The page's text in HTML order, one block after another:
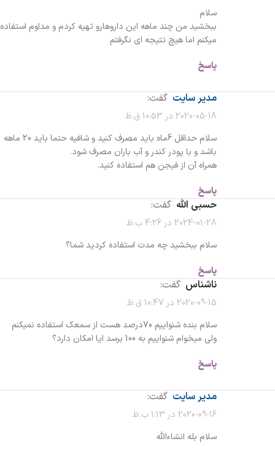
سلام
ببخشید من چند ماهه این داروهارو تهیه کردم و مداوم استفاده
میکنم اما هیچ نتیجه ای نگرفتم
پاسخ
مدیر سایت گفت:
2020-05-18 در 10:53 ق.ظ
سلام حداقل 6ماه باید مصرف کنید و شافیه حتما باید 20 ماهه
باشد و با پودر کندر و آب باران مصرف شود.
همراه آن از فیجن هم استفاده کنید.
پاسخ
حسبی الله گفت:
2024-01-28 در 4:26 ب.ظ
سلام ببخشید چه مدت استفاده کردید شما؟
پاسخ
ناشناس گفت:
2020-09-15 در 10:47 ق.ظ
سلام بنده شنواییم 70درصد هست از سمعک استفاده نمیکنم
ولی میخوام شنواییم به 100 برسد ایا امکان دارد؟
پاسخ
مدیر سایت گفت:
2020-09-16 در 1:13 ب.ظ
سلام بله انشاءالله